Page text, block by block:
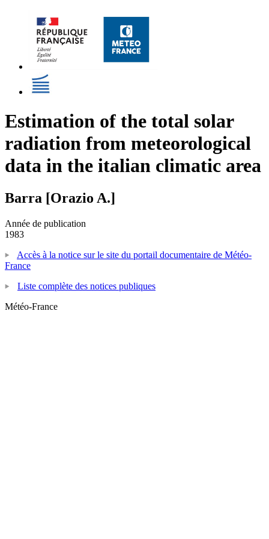
Estimation of the total solar
radiation from meteorological
data in the italian climatic area
Barra [Orazio A.]
Année de publication
1983
Accès à la notice sur le site du portail documentaire de Météo-
France
Liste complète des notices publiques
Météo-France